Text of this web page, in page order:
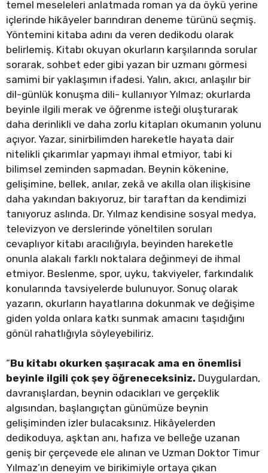
temel meseleleri anlatmada roman ya da öykü yerine
içlerinde hikâyeler barındıran deneme türünü seçmiş.
Yöntemini kitaba adını da veren dedikodu olarak
belirlemiş. Kitabı okuyan okurların karşılarında sorular
sorarak, sohbet eder gibi yazan bir uzmanı görmesi
samimi bir yaklaşımın ifadesi. Yalın, akıcı, anlaşılır bir
dil-günlük konuşma dili- kullanıyor Yılmaz; okurlarda
beyinle ilgili merak ve öğrenme isteği oluşturarak
daha derinlikli ve daha zorlu kitapları okumanın yolunu
açıyor. Yazar, sinirbilimden hareketle hayata dair
nitelikli çıkarımlar yapmayı ihmal etmiyor, tabi ki
bilimsel zeminden sapmadan. Beynin kökenine,
gelişimine, bellek, anılar, zekâ ve akılla olan ilişkisine
daha yakından bakıyoruz, bir taraftan da kendimizi
tanıyoruz aslında. Dr. Yılmaz kendisine sosyal medya,
televizyon ve derslerinde yöneltilen soruları
cevaplıyor kitabı aracılığıyla, beyinden hareketle
onunla alakalı farklı noktalara değinmeyi de ihmal
etmiyor. Beslenme, spor, uyku, takviyeler, farkındalık
konularında tavsiyelerde bulunuyor. Sonuç olarak
yazarın, okurların hayatlarına dokunmak ve değişime
giden yolda onlara katkı sunmak amacını taşıdığını
gönül rahatlığıyla söyleyebiliriz.
“Bu kitabı okurken şaşıracak ama en önemlisi
beyinle ilgili çok şey öğreneceksiniz. Duygulardan,
davranışlardan, beynin odacıkları ve gerçeklik
algısından, başlangıçtan günümüze beynin
gelişiminden izler bulacaksınız. Hikâyelerden
dedikoduya, aşktan anı, hafıza ve belleğe uzanan
geniş bir çerçevede ele alınan ve Uzman Doktor Timur
Yılmaz’ın deneyim ve birikimiyle ortaya çıkan